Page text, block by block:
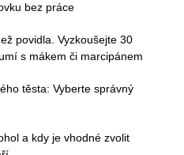
bez práce
povidla. Vyzkoušejte 30
s mákem či marcipánem
těsta: Vyberte správný
a kdy je vhodné zvolit